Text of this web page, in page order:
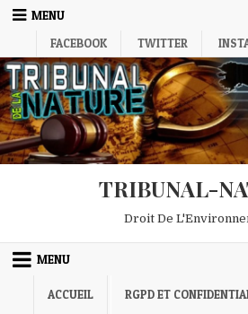
Skip
MENU
FACEBOOK
TWITTER
TRIBUNAL-
Droit De
MENU
ACCUEIL RGPD ET